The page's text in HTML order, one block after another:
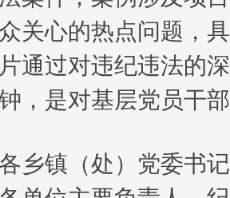
关心的热点问题，
通过对违纪违法的
，是对基层党员干
镇（处）党委书记